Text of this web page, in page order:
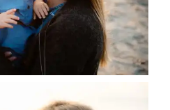
Gallerie
Blog